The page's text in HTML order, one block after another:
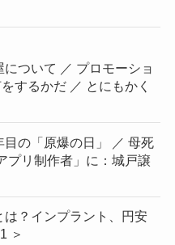
ついて ／ プロモーショ
するかだ ／ とにもかく
の「原爆の日」 ／ 母死
プリ制作者」に：城戸譲
？インプラント、円安
＞